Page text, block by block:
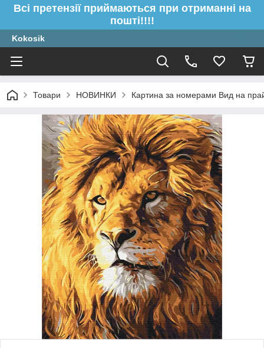
Всі претензії приймаються при отриманні на
пошті!!!!
Kokosik
Товари НОВИНКИ Картина за номерами Вид на